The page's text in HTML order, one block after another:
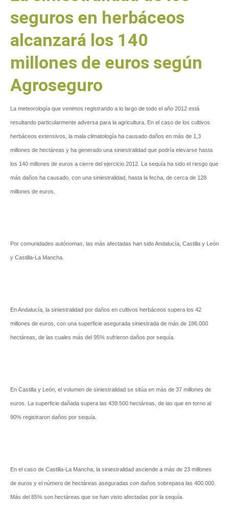
seguros en herbáceos
alcanzará los 140
millones de euros según
Agroseguro
La meteorología que venimos registrando a lo largo de todo el año 2012 está
resultando particularmente adversa para la agricultura. En el caso de los cultivos
herbáceos extensivos, la mala climatología ha causado daños en más de 1,3
millones de hectáreas y ha generado una siniestralidad que podría elevarse hasta
los 140 millones de euros a cierre del ejercicio 2012. La sequía ha sido el riesgo que
más daños ha causado, con una siniestralidad, hasta la fecha, de cerca de 128
millones de euros.
Por comunidades autónomas, las más afectadas han sido Andalucía, Castilla y León
y Castilla-La Mancha.
En Andalucía, la siniestralidad por daños en cultivos herbáceos supera los 42
millones de euros, con una superficie asegurada siniestrada de más de 186.000
hectáreas, de las cuales más del 95% sufrieron daños por sequía.
En Castilla y León, el volumen de siniestralidad se sitúa en más de 37 millones de
euros. La superficie dañada supera las 439.500 hectáreas, de las que en torno al
90% registraron daños por sequía.
En el caso de Castilla-La Mancha, la siniestralidad asciende a más de 23 millones
de euros y el número de hectáreas aseguradas con daños sobrepasa las 400.000.
Más del 85% son hectáreas que se han visto afectadas por la sequía.